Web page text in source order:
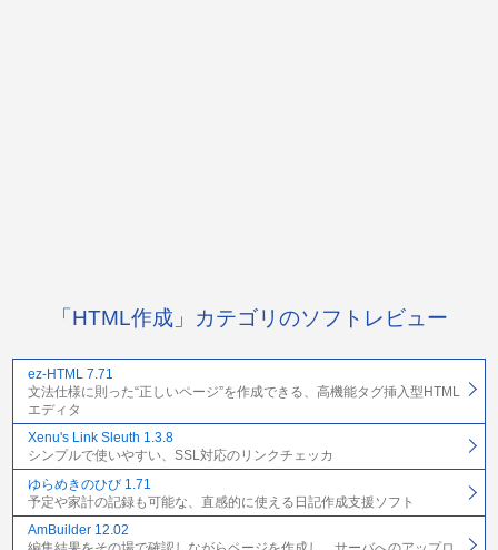
「HTML作成」カテゴリのソフトレビュー
ez-HTML 7.71
文法仕様に則った“正しいページ”を作成できる、高機能タグ挿入型HTML
エディタ
Xenu's Link Sleuth 1.3.8
シンプルで使いやすい、SSL対応のリンクチェッカ
ゆらめきのひび 1.71
予定や家計の記録も可能な、直感的に使える日記作成支援ソフト
AmBuilder 12.02